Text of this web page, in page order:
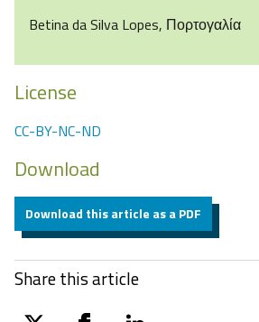
Betina da Silva Lopes, Πορτογαλία
License
CC-BY-NC-ND
Download
Download this article as a PDF
Share this article